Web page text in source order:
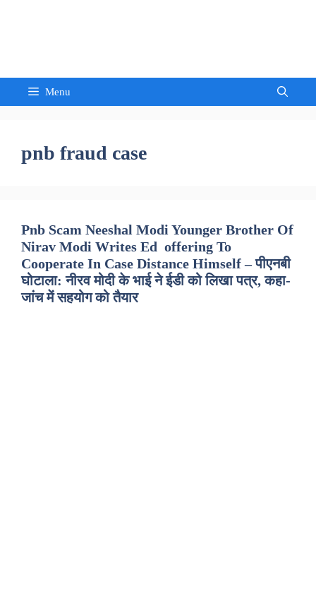
Menu
pnb fraud case
Pnb Scam Neeshal Modi Younger Brother Of
Nirav Modi Writes Ed offering To
Cooperate In Case Distance Himself – पीएनबी
घोटाला: नीरव मोदी के भाई ने ईडी को लिखा पत्र, कहा-
जांच में सहयोग को तैयार